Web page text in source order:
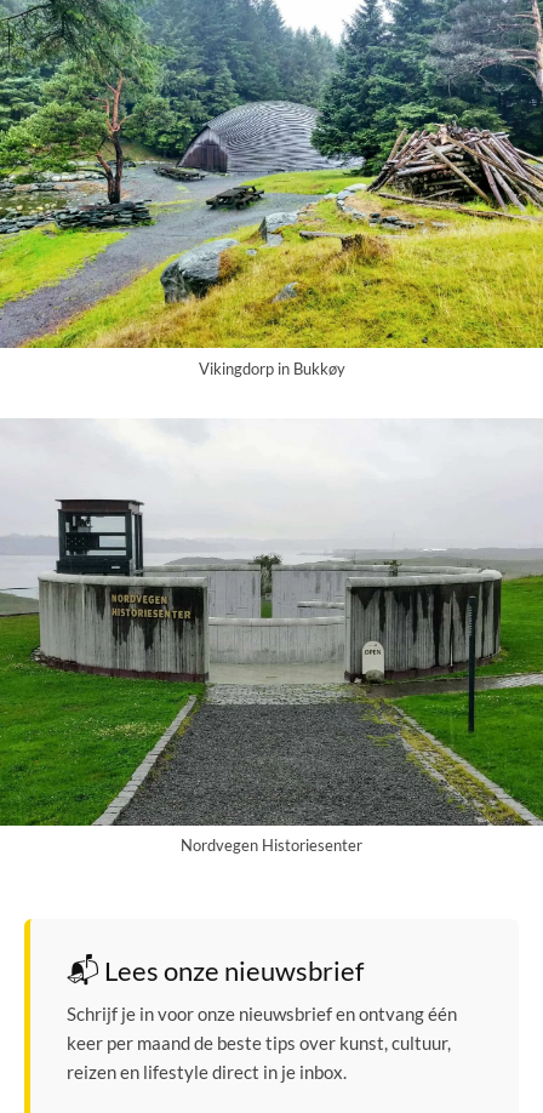
Vikingdorp in Bukkøy
Nordvegen Historiesenter
📬 Lees onze nieuwsbrief
Schrijf je in voor onze nieuwsbrief en ontvang één
keer per maand de beste tips over kunst, cultuur,
reizen en lifestyle direct in je inbox.